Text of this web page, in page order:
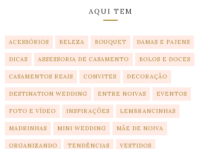
AQUI TEM
ACESSÓRIOS BELEZA BOUQUET DAMAS E PAJENS
DICAS ASSESSORIA DE CASAMENTO BOLOS E DOCES
CASAMENTOS REAIS CONVITES DECORAÇÃO
DESTINATION WEDDING ENTRE NOIVAS EVENTOS
FOTO E VÍDEO INSPIRAÇÕES LEMBRANCINHAS
MADRINHAS MINI WEDDING MÃE DE NOIVA
ORGANIZANDO TENDÊNCIAS VESTIDOS